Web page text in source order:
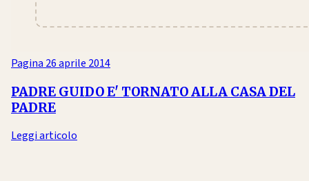
Pagina 26 aprile 2014
PADRE GUIDO E' TORNATO ALLA CASA DEL
PADRE
Leggi articolo